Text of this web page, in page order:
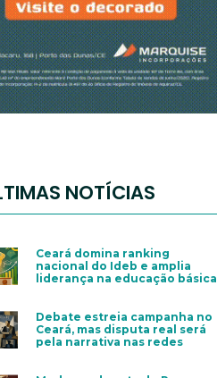
NOTÍCIAS
Ceará domina ranking
nacional do Ideb e amplia
liderança na educação básica
Debate estreia campanha no
Ceará, mas disputa real será
pela narrativa nas redes